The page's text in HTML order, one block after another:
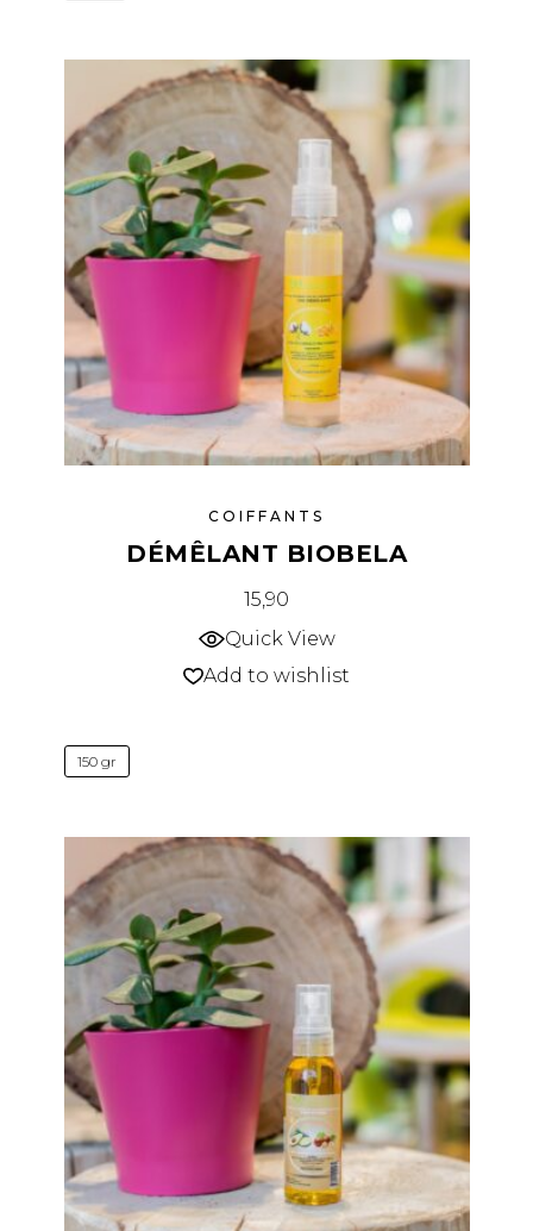
COIFFANTS
DÉMÊLANT BIOBELA
15,90
Quick View
Add to wishlist
150 gr